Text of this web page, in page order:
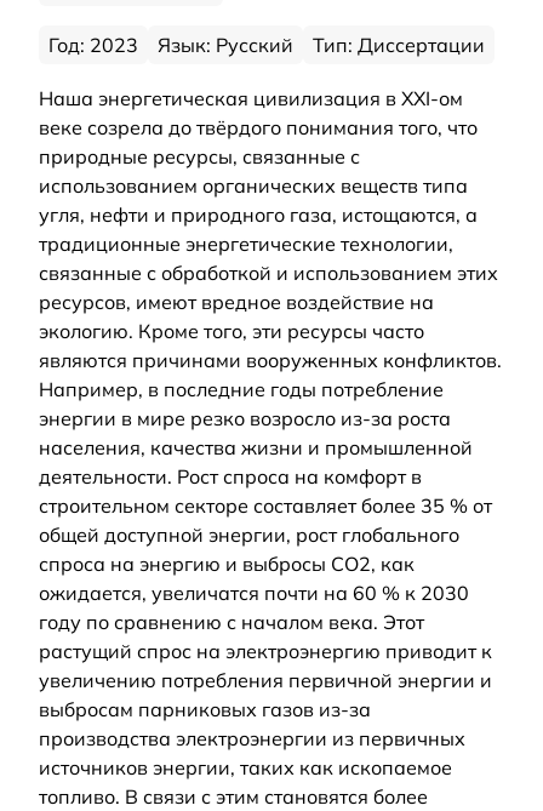
Год: 2023 Язык: Русский Тип: Диссертации
Наша энергетическая цивилизация в XXI-ом
веке созрела до твёрдого понимания того, что
природные ресурсы, связанные с
использованием органических веществ типа
угля, нефти и природного газа, истощаются, а
традиционные энергетические технологии,
связанные с обработкой и использованием этих
ресурсов, имеют вредное воздействие на
экологию. Кроме того, эти ресурсы часто
являются причинами вооруженных конфликтов.
Например, в последние годы потребление
энергии в мире резко возросло из-за роста
населения, качества жизни и промышленной
деятельности. Рост спроса на комфорт в
строительном секторе составляет более 35 % от
общей доступной энергии, рост глобального
спроса на энергию и выбросы CO2, как
ожидается, увеличатся почти на 60 % к 2030
году по сравнению с началом века. Этот
растущий спрос на электроэнергию приводит к
увеличению потребления первичной энергии и
выбросам парниковых газов из-за
производства электроэнергии из первичных
источников энергии, таких как ископаемое
топливо. В связи с этим становятся более